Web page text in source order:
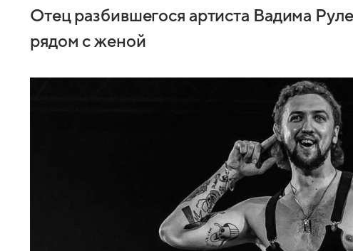
Отец разбившегося артиста Вадима
рядом с женой